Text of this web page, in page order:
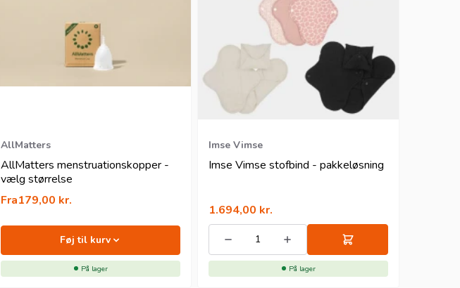
AllMatters
AllMatters menstruationskopper -
vælg størrelse
Fra179,00 kr.
Føj til kurv
På lager
Imse Vimse
Imse Vimse stofbind - pakkeløsning
1.694,00 kr.
På lager